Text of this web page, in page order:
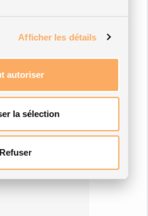
Afficher les détails
autoriser
la sélection
Refuser